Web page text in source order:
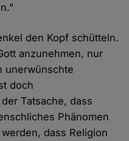
den Kopf schütteln.
anzunehmen, nur
unerwünschte
doch
Tatsache, dass
Phänomen
dass Religion